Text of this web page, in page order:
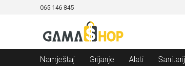
065 146 845
Namještaj Grijanje Alati